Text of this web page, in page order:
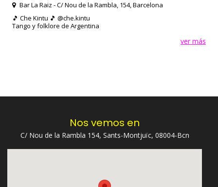
Bar La Raiz - C/ Nou de la Rambla, 154, Barcelona
🎵 Che Kintu 🎵 @che.kintu
Tango y folklore de Argentina
ver más
Nos vemos en
C/ Nou de la Rambla 154, Sants-Montjuïc, 08004-Bcn